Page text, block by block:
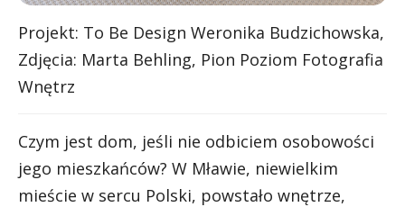
Projekt: To Be Design Weronika Budzichowska,
Zdjęcia: Marta Behling, Pion Poziom Fotografia
Wnętrz
Czym jest dom, jeśli nie odbiciem osobowości
jego mieszkańców? W Mławie, niewielkim
mieście w sercu Polski, powstało wnętrze,